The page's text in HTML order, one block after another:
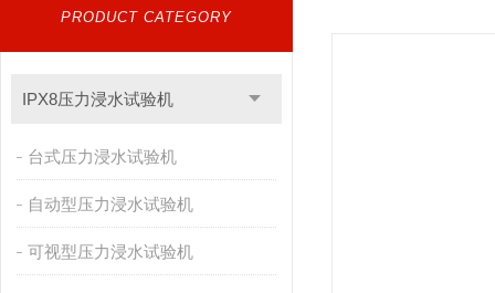
PRODUCT CATEGORY
IPX8压力浸水试验机
台式压力浸水试验机
自动型压力浸水试验机
可视型压力浸水试验机